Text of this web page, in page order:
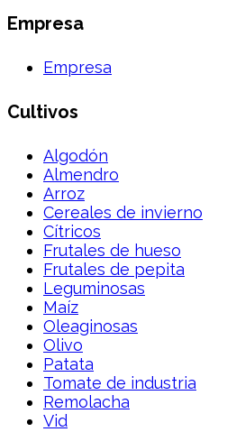
Empresa
Empresa
Cultivos
Algodón
Almendro
Arroz
Cereales de invierno
Cítricos
Frutales de hueso
Frutales de pepita
Leguminosas
Maíz
Oleaginosas
Olivo
Patata
Tomate de industria
Remolacha
Vid